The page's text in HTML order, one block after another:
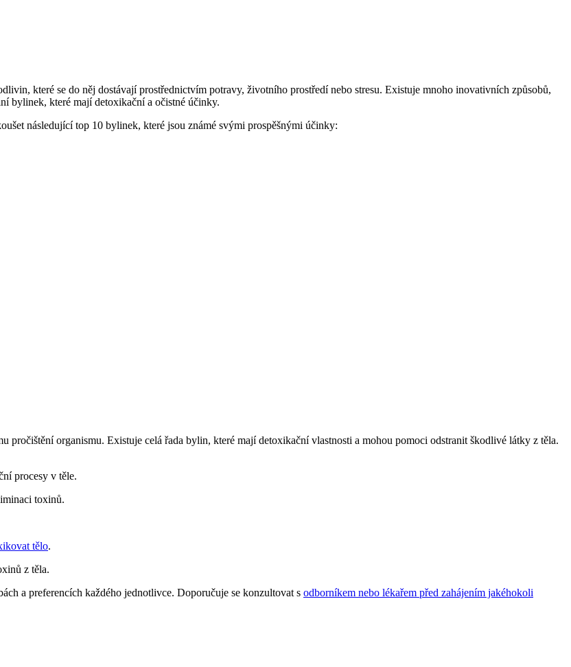
které se do něj dostávají prostřednictvím potravy, životního prostředí nebo stresu. Existuje mnoho inovativních způsobů,
bylinek, které mají detoxikační a očistné účinky.
následující top 10 bylinek, které jsou známé svými prospěšnými účinky:
organismu. Existuje celá řada bylin, které mají detoxikační vlastnosti a mohou pomoci odstranit škodlivé látky z těla.
procesy v těle.
toxinů.
tělo.
z těla.
a preferencích každého jednotlivce. Doporučuje se konzultovat s odborníkem nebo lékařem před zahájením jakéhokoli